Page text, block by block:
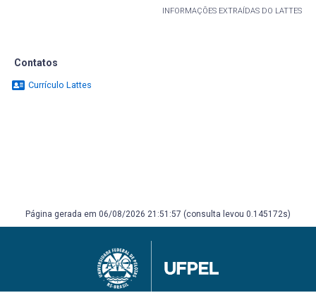
INFORMAÇÕES EXTRAÍDAS DO LATTES
Contatos
Currículo Lattes
Página gerada em 06/08/2026 21:51:57 (consulta levou 0.145172s)